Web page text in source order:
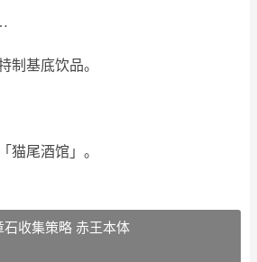
制基底饮品。
猫尾酒馆」。
收集策略 赤王本体